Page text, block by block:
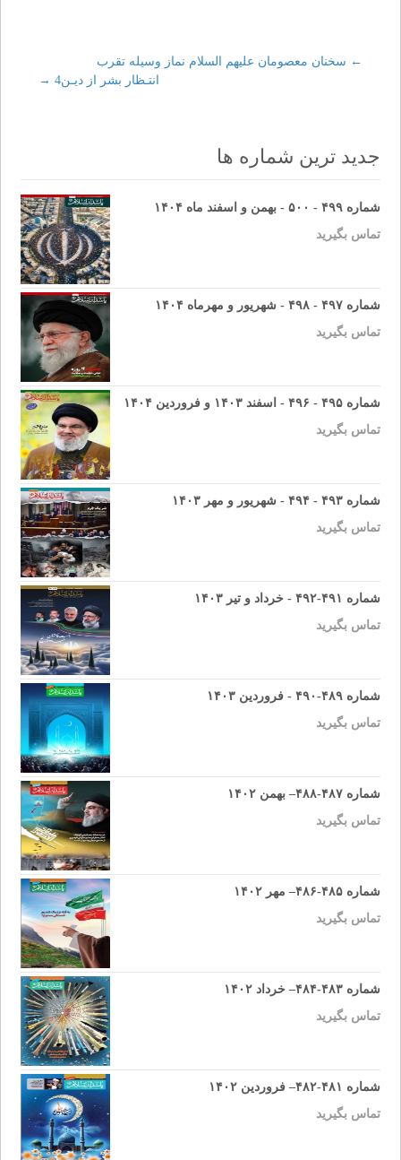
Post
← سخنان معصومان عليهم السلام نماز وسيله تقرب
انتـظار بشر از ديـن4
→
جدید ترین شماره ها
شماره ۴۹۹ - ۵۰۰ - بهمن و اسفند ماه ۱۴۰۴
تماس بگیرید
شماره ۴۹۷ - ۴۹۸ - شهریور و مهرماه ۱۴۰۴
تماس بگیرید
شماره ۴۹۵ - ۴۹۶ - اسفند ۱۴۰۳ و فروردین ۱۴۰۴
تماس بگیرید
شماره ۴۹۳ - ۴۹۴ - شهریور و مهر ۱۴۰۳
تماس بگیرید
شماره ۴۹۱-۴۹۲ - خرداد و تیر ۱۴۰۳
تماس بگیرید
شماره ۴۸۹-۴۹۰ - فروردین ۱۴۰۳
تماس بگیرید
شماره ۴۸۷-۴۸۸– بهمن ۱۴۰۲
تماس بگیرید
شماره ۴۸۵-۴۸۶– مهر ۱۴۰۲
تماس بگیرید
شماره ۴۸۳-۴۸۴– خرداد ۱۴۰۲
تماس بگیرید
شماره ۴۸۱-۴۸۲– فروردین ۱۴۰۲
تماس بگیرید